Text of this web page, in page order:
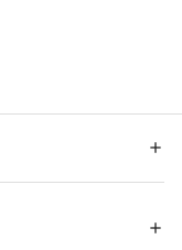
口にカットを入れる
です。
11%（裏生地）ポリエ
× タンブル乾燥× 吊り